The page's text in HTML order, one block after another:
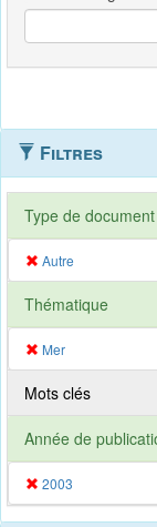
Filtres
Type de document
Autre
Thématique
Mer
Mots clés
Année de
2003